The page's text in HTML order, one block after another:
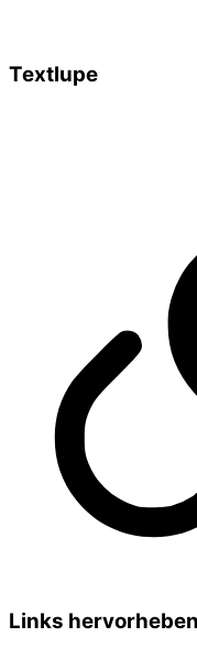
Textlupe
Links hervorheben